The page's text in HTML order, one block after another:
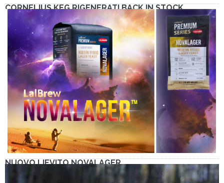
CORNELIUS KEG RIGENERATI BACK IN STOCK
NUOVO LIEVITO NOVALAGER